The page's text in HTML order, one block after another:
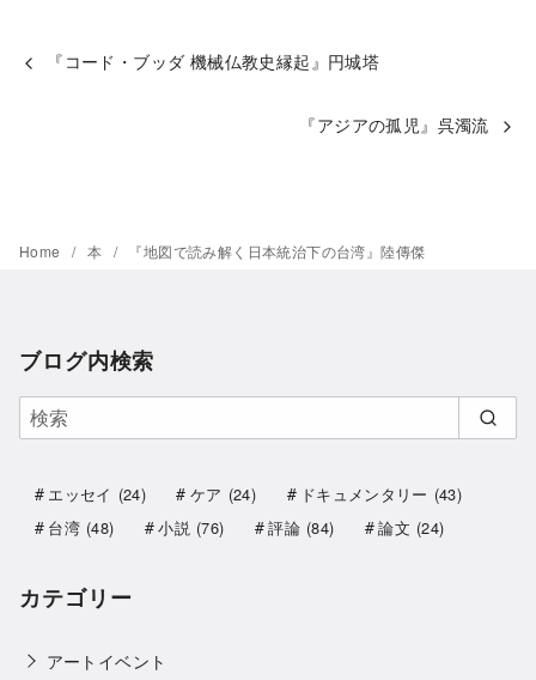
『コード・ブッダ 機械仏教史縁起』円城塔
『アジアの孤児』呉濁流
Home 本 『地図で読み解く日本統治下の台湾』陸傳傑
ブログ内検索
エッセイ (24) ケア (24) ドキュメンタリー (43)
台湾 (48) 小説 (76) 評論 (84) 論文 (24)
カテゴリー
アートイベント